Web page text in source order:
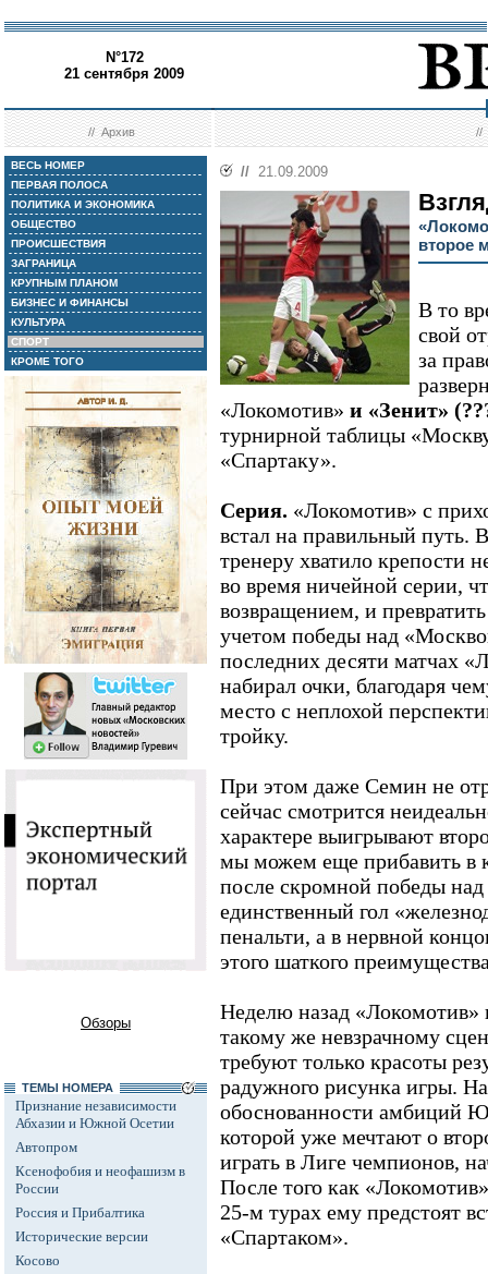
N°172
21 сентября 2009
//Архив //
ВЕСЬ НОМЕР
ПЕРВАЯ ПОЛОСА
ПОЛИТИКА И ЭКОНОМИКА
ОБЩЕСТВО
ПРОИСШЕСТВИЯ
ЗАГРАНИЦА
КРУПНЫМ ПЛАНОМ
БИЗНЕС И ФИНАНСЫ
КУЛЬТУРА
СПОРТ
КРОМЕ ТОГО
Обзоры
ТЕМЫ НОМЕРА
Признание независимости
Абхазии и Южной Осетии
Автопром
Ксенофобия и неофашизм в
России
Россия и Прибалтика
Исторические версии
Косово
// 21.09.2009
второе
В то
свой
за
«Локомотив» и «Зенит»
турнирной таблицы
«Спартаку».
Серия. «Локомотив» с
встал на правильный путь.
тренеру хватило крепости
во время ничейной серии,
возвращением, и
учетом победы над
последних десяти матчах
набирал очки, благодаря
место с неплохой
тройку.
При этом даже Семин не
сейчас смотрится
характере выигрывают
мы можем еще прибавить в
после скромной победы
единственный гол
пенальти, а в нервной
этого шаткого
Неделю назад «Локомотив»
такому же невзрачному
требуют только красоты
радужного рисунка игры.
обоснованности амбиций
которой уже мечтают о
играть в Лиге чемпионов,
После того как
25-м турах ему предстоят
«Спартаком».